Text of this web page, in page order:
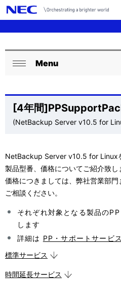
ナ
ー
サ
イ
内
の
在
位
置
を
表
示
し
ロ
カ
ル
ビ
ゲ
ー
ョ
ン
る
Menu
[4年間
(NetBackup Server v10.5 for
NetBackup Server v10.5 for Linux
製品型番、価格についてご紹介致し
価格につきましては、弊社営業部門
ご相談ください。
それぞれ対象となる製品の
します
詳細は PP・サポートサービス
標準サービス
時間延長サービス